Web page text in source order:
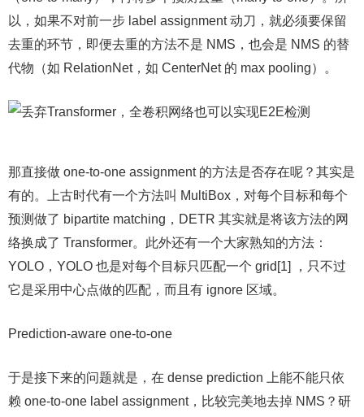
以，如果不对前一步 label assignment 动刀，就必须要保留
去重的环节，即便去重的方法不是 NMS，也会是 NMS 的替
代物（如 RelationNet，如 CenterNet 的 max pooling）。
那直接做 one-to-one assignment 的方法是否存在呢？其实是
有的。上古时代有一个方法叫 MultiBox，对每个目标和每个
预测做了 bipartite matching，DETR 其实就是将该方法的网
络换成了 Transformer。此外还有一个大家熟知的方法：
YOLO，YOLO 也是对每个目标只匹配一个 grid[1] ，只不过
它是采用中心点做的匹配，而且有 ignore 区域。
Prediction-aware one-to-one
于是接下来的问题就是，在 dense prediction 上能不能只依
赖 one-to-one label assignment，比较完美地去掉 NMS？研